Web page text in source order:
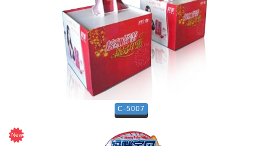
C-5007